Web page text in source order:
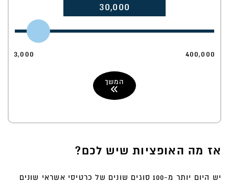
30,000
3,000 400,000
המשך
אז מה האופציות שיש לכם?
יש היום יותר מ-100 סוגים שונים של כרטיסי אשראי שונים